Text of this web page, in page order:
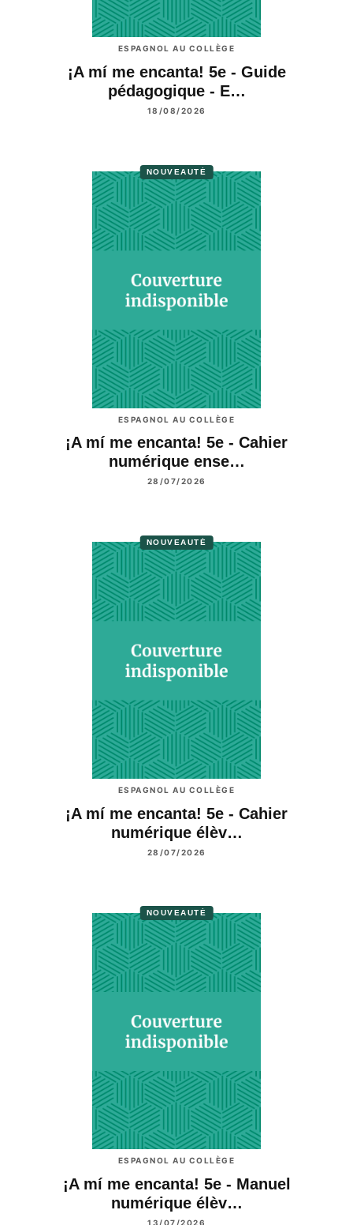
ESPAGNOL AU COLLÈGE
¡A mí me encanta! 5e - Guide
pédagogique - E…
18/08/2026
NOUVEAUTÉ
ESPAGNOL AU COLLÈGE
¡A mí me encanta! 5e - Cahier
numérique ense…
28/07/2026
NOUVEAUTÉ
ESPAGNOL AU COLLÈGE
¡A mí me encanta! 5e - Cahier
numérique élèv…
28/07/2026
NOUVEAUTÉ
ESPAGNOL AU COLLÈGE
¡A mí me encanta! 5e - Manuel
numérique élèv…
13/07/2026